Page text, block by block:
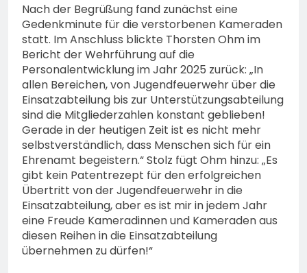
Nach der Begrüßung fand zunächst eine
Gedenkminute für die verstorbenen Kameraden
statt. Im Anschluss blickte Thorsten Ohm im
Bericht der Wehrführung auf die
Personalentwicklung im Jahr 2025 zurück: „In
allen Bereichen, von Jugendfeuerwehr über die
Einsatzabteilung bis zur Unterstützungsabteilung
sind die Mitgliederzahlen konstant geblieben!
Gerade in der heutigen Zeit ist es nicht mehr
selbstverständlich, dass Menschen sich für ein
Ehrenamt begeistern.“ Stolz fügt Ohm hinzu: „Es
gibt kein Patentrezept für den erfolgreichen
Übertritt von der Jugendfeuerwehr in die
Einsatzabteilung, aber es ist mir in jedem Jahr
eine Freude Kameradinnen und Kameraden aus
diesen Reihen in die Einsatzabteilung
übernehmen zu dürfen!“